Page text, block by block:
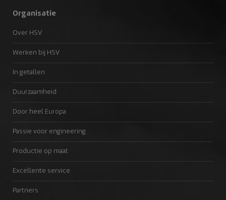
Organisatie
Over HSV
Werken bij HSV
In getallen
Duurzaamheid
Door heel Europa
Passie voor engineering
Productie op maat
Excellente service
Partners